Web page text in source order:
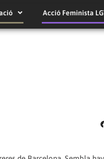
Acció Feminista